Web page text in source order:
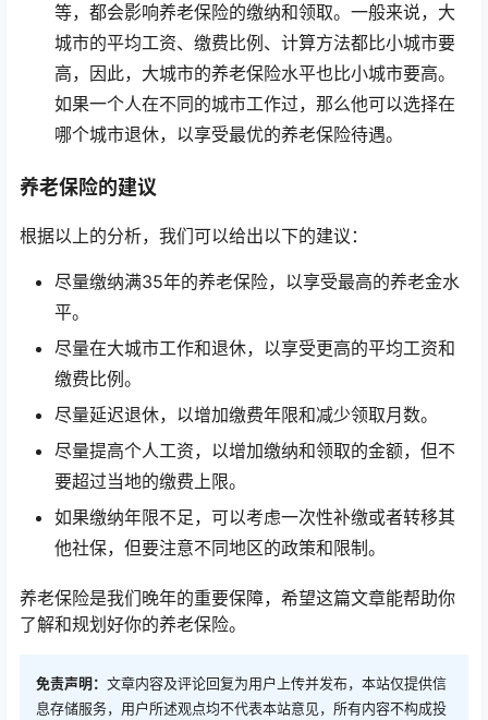
等，都会影响养老保险的缴纳和领取。一般来说，大
城市的平均工资、缴费比例、计算方法都比小城市要
高，因此，大城市的养老保险水平也比小城市要高。
如果一个人在不同的城市工作过，那么他可以选择在
哪个城市退休，以享受最优的养老保险待遇。
养老保险的建议
根据以上的分析，我们可以给出以下的建议：
尽量缴纳满35年的养老保险，以享受最高的养老金水
平。
尽量在大城市工作和退休，以享受更高的平均工资和
缴费比例。
尽量延迟退休，以增加缴费年限和减少领取月数。
尽量提高个人工资，以增加缴纳和领取的金额，但不
要超过当地的缴费上限。
如果缴纳年限不足，可以考虑一次性补缴或者转移其
他社保，但要注意不同地区的政策和限制。
养老保险是我们晚年的重要保障，希望这篇文章能帮助你
了解和规划好你的养老保险。
免责声明： 文章内容及评论回复为用户上传并发布，本站仅提供信
息存储服务，用户所述观点均不代表本站意见，所有内容不构成投